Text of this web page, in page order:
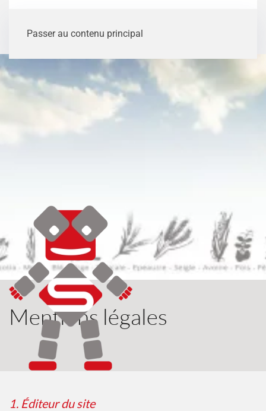
Passer au contenu principal
Mentions légales
1. Éditeur du site